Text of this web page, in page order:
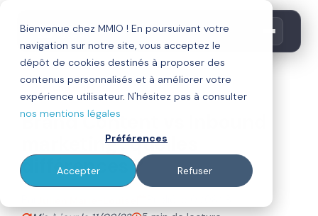
Bienvenue chez MMIO ! En poursuivant votre
navigation sur notre site, vous acceptez le
dépôt de cookies destinés à proposer des
contenus personnalisés et à améliorer votre
expérience utilisateur. N'hésitez pas à consulter
nos mentions légales
Préférences
Accepter Refuser
inbound marketing
Brand Content vs Inbound
marketing : quelles
différences ?